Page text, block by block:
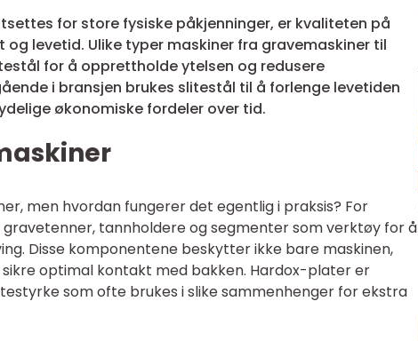
for store fysiske påkjenninger, er kvaliteten på
levetid. Ulike typer maskiner fra gravemaskiner til
for å opprettholde ytelsen og redusere
i bransjen brukes slitestål til å forlenge levetiden
økonomiske fordeler over tid.
men hvordan fungerer det egentlig i praksis? For
tannholdere og segmenter som verktøy for å
Disse komponentene beskytter ikke bare maskinen,
optimal kontakt med bakken. Hardox-plater er
som ofte brukes i slike sammenhenger for ekstra